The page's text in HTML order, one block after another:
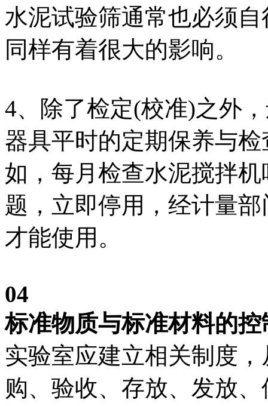
水泥试验筛通常也必须
同样有着很大的影响。
4、除了检定(校准)之外
器具平时的定期保养与检
如，每月检查水泥搅拌
题，立即停用，经计量
才能使用。
04
标准物质与标准材料的控
实验室应建立相关制度
购、验收、存放、发放